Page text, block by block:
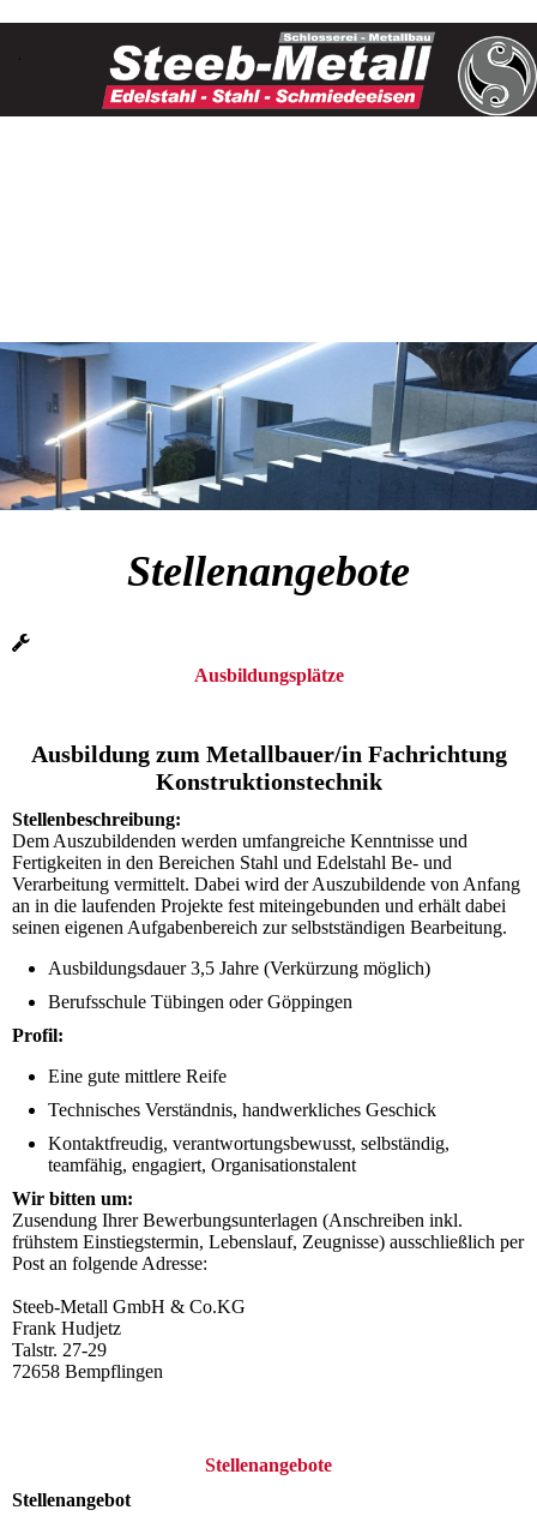
Stellenangebote
Ausbildungsplätze
Ausbildung zum Metallbauer/in Fachrichtung
Konstruktionstechnik
Stellenbeschreibung:
Dem Auszubildenden werden umfangreiche Kenntnisse und
Fertigkeiten in den Bereichen Stahl und Edelstahl Be- und
Verarbeitung vermittelt. Dabei wird der Auszubildende von Anfang
an in die laufenden Projekte fest miteingebunden und erhält dabei
seinen eigenen Aufgabenbereich zur selbstständigen Bearbeitung.
Ausbildungsdauer 3,5 Jahre (Verkürzung möglich)
Berufsschule Tübingen oder Göppingen
Profil:
Eine gute mittlere Reife
Technisches Verständnis, handwerkliches Geschick
Kontaktfreudig, verantwortungsbewusst, selbständig,
teamfähig, engagiert, Organisationstalent
Wir bitten um:
Zusendung Ihrer Bewerbungsunterlagen (Anschreiben inkl.
frühstem Einstiegstermin, Lebenslauf, Zeugnisse) ausschließlich per
Post an folgende Adresse:
Steeb-Metall GmbH & Co.KG
Frank Hudjetz
Talstr. 27-29
72658 Bempflingen
Stellenangebote
Stellenangebot